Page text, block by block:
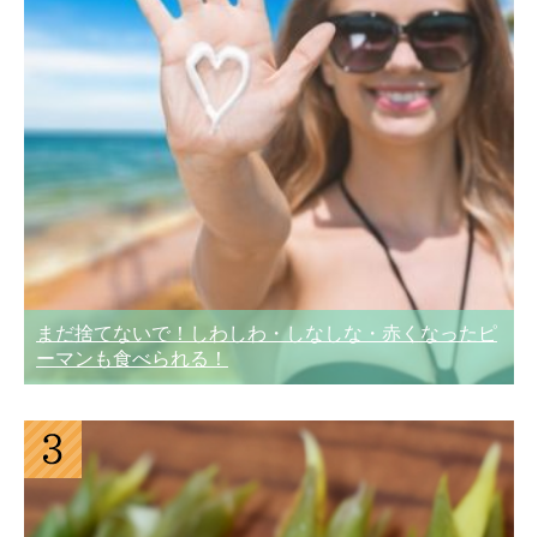
まだ捨てないで！しわしわ・しなしな・赤くなったピ
ーマンも食べられる！